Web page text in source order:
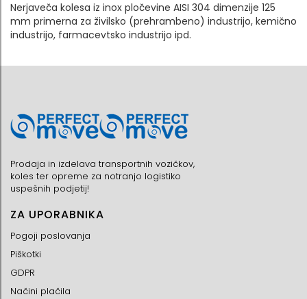
Nerjaveča kolesa iz inox pločevine AISI 304 dimenzije 125
mm primerna za živilsko (prehrambeno) industrijo, kemično
industrijo, farmacevtsko industrijo ipd.
Prodaja in izdelava transportnih vozičkov,
koles ter opreme za notranjo logistiko
uspešnih podjetij!
ZA UPORABNIKA
Pogoji poslovanja
Piškotki
GDPR
Načini plačila